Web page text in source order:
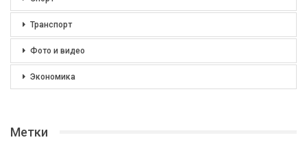
Транспорт
Фото и видео
Экономика
Метки